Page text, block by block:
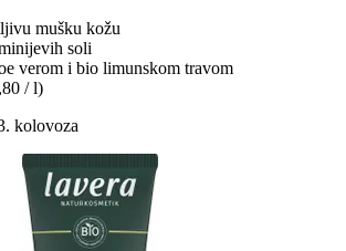
mušku kožu
soli
verom i bio limunskom travom
/ l)
kolovoza